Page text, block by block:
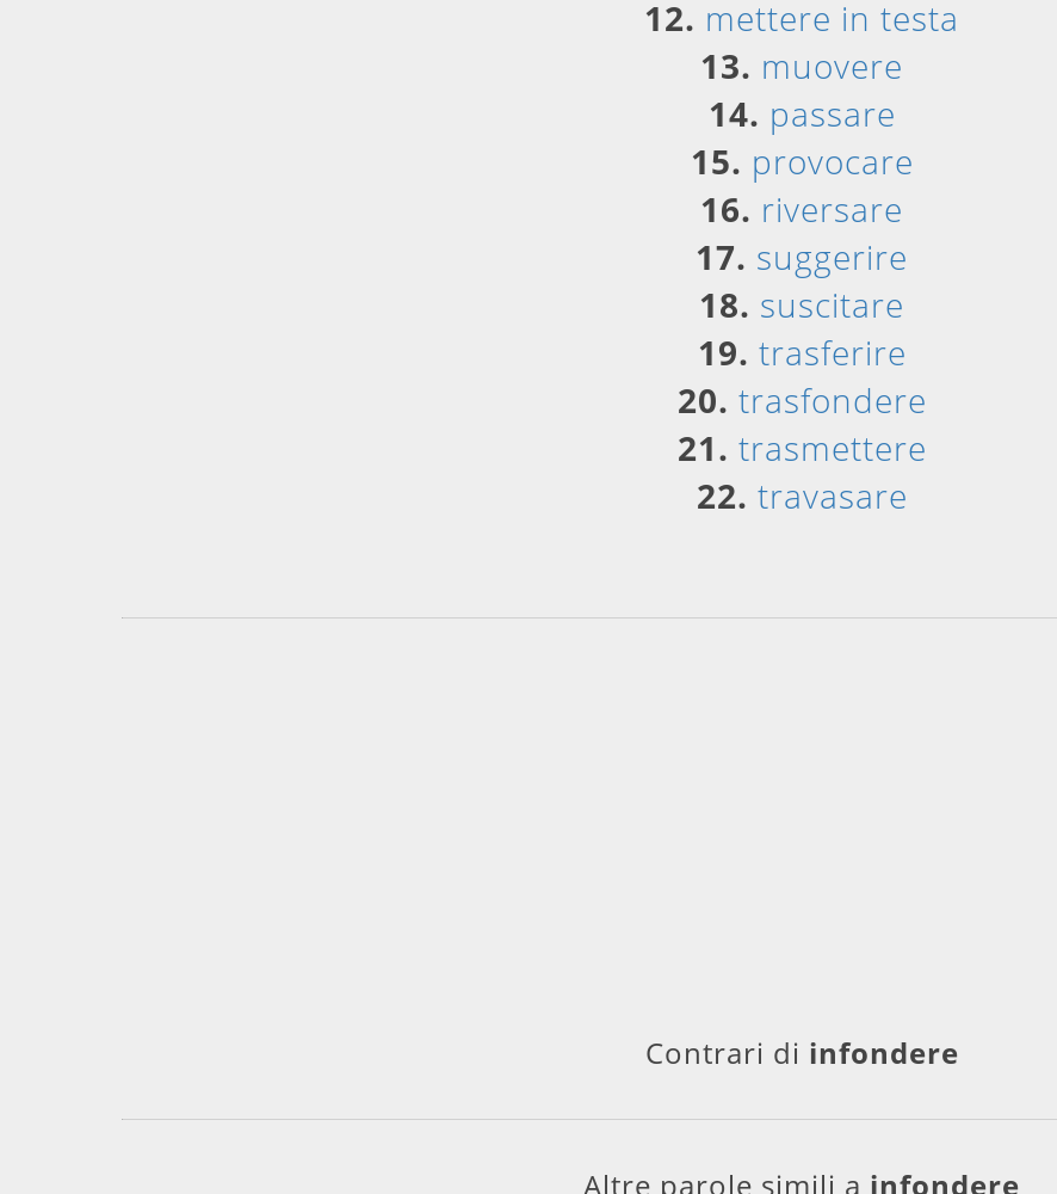
12. mettere in testa
13. muovere
14. passare
15. provocare
16. riversare
17. suggerire
18. suscitare
19. trasferire
20. trasfondere
21. trasmettere
22. travasare
Contrari di infondere
Altre parole simili a infondere